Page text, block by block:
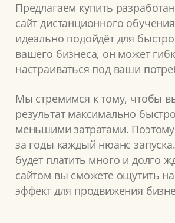
Предлагаем купить
сайт дистанционного
идеально подойдёт для
вашего бизнеса, он может
настраиваться под ваши
Мы стремимся к тому, чтобы
результат максимально
меньшими затратами.
за годы каждый нюанс
будет платить много и долго
сайтом вы сможете ощутить
эффект для продвижения